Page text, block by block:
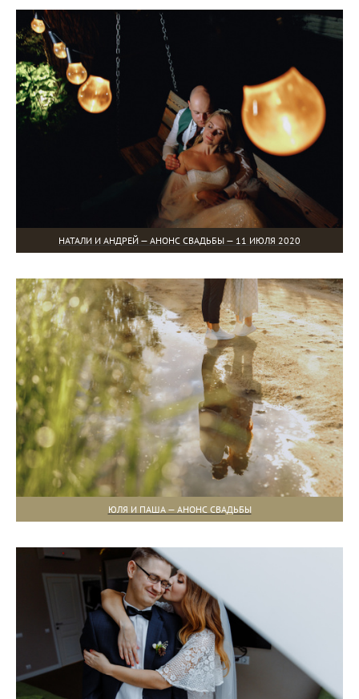
НАТАЛИ И АНДРЕЙ — АНОНС СВАДЬБЫ — 11 ИЮЛЯ 2020
ЮЛЯ И ПАША — АНОНС СВАДЬБЫ